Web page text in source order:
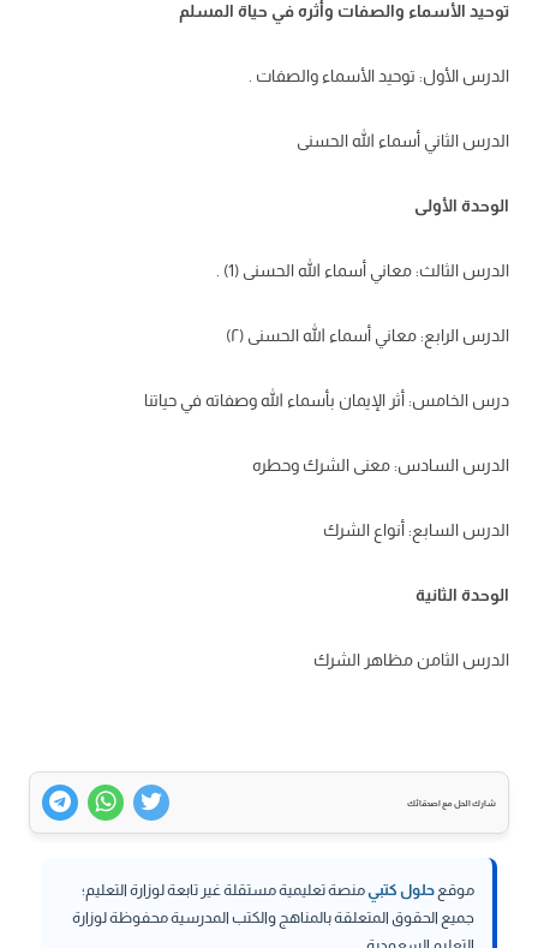
توحيد الأسماء والصفات وأثره في حياة المسلم
الدرس الأول: توحيد الأسماء والصفات .
الدرس الثاني أسماء الله الحسنى
الوحدة الأولى
الدرس الثالث: معاني أسماء الله الحسنى (1) .
الدرس الرابع: معاني أسماء الله الحسنى (۲)
درس الخامس: أثر الإيمان بأسماء الله وصفاته في حياتنا
الدرس السادس: معنى الشرك وحطره
الدرس السابع: أنواع الشرك
الوحدة الثانية
الدرس الثامن مظاهر الشرك
شارك الحل مع اصدقائك
موقع حلول كتبيمنصة تعليمية مستقلة غير تابعة لوزارة التعليم؛
جميع الحقوق المتعلقة بالمناهج والكتب المدرسية محفوظة لوزارة